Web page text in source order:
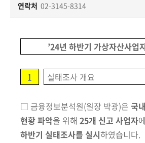
정
연락처 02-3145-8314
’24년 하반기 가상자산사업
1 실태조사 개요
□ 금융정보분석원(원장 박광)은 국
현황 파악을 위해 25개 신고 사업자
하반기 실태조사를 실시하였습니다.